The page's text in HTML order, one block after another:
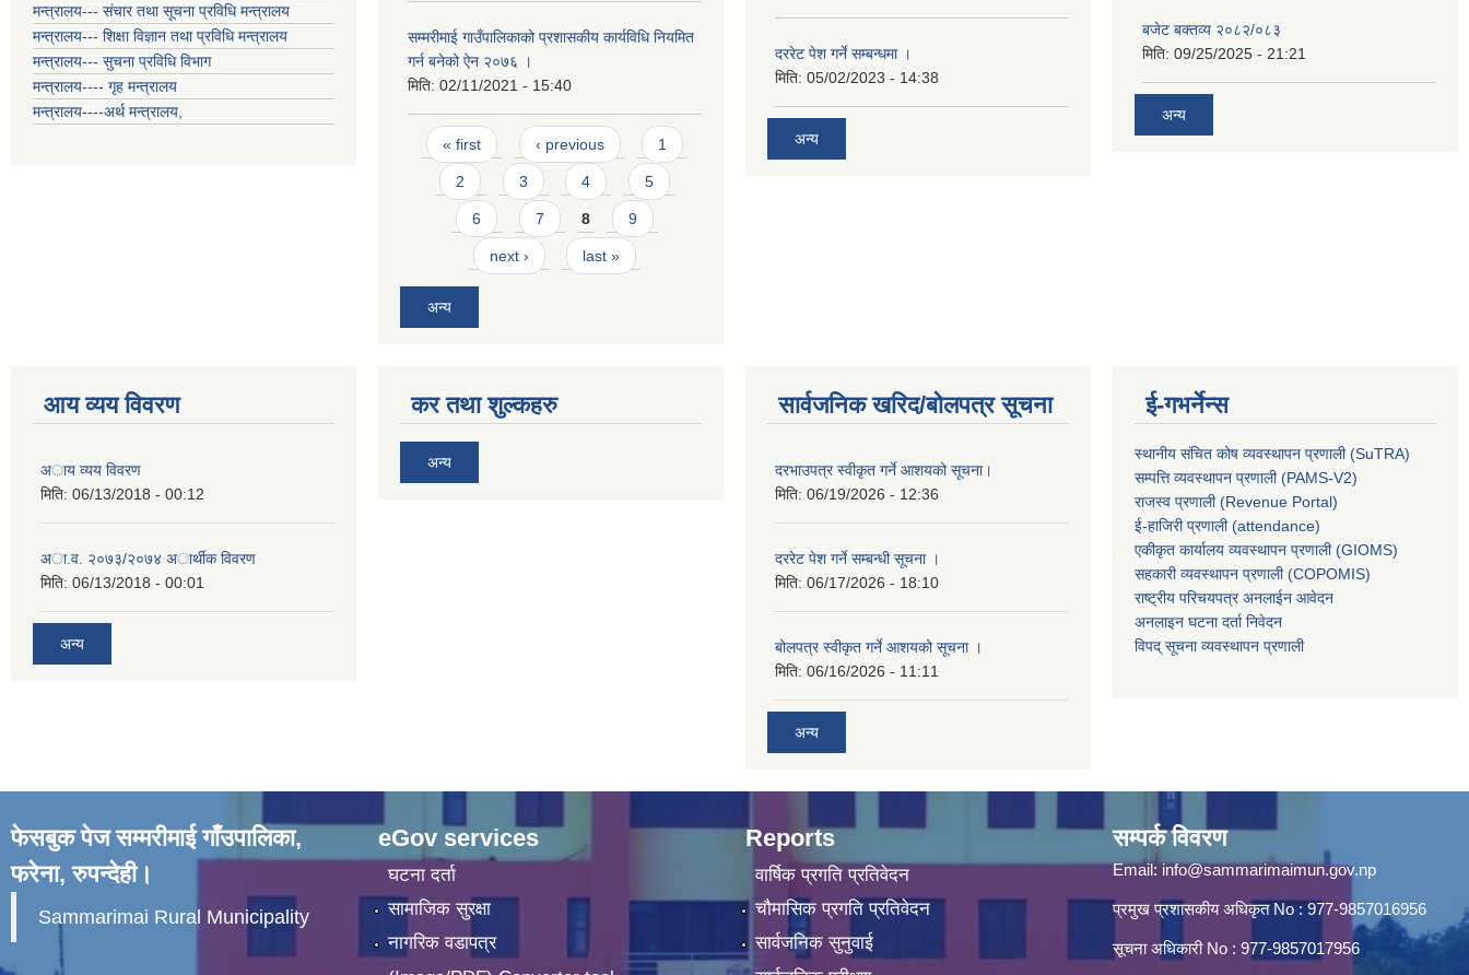
मन्त्रालय--- संचार तथा सूचना प्रविधि मन्त्रालय
मन्त्रालय--- शिक्षा विज्ञान तथा प्रविधि मन्त्रालय
मन्त्रालय--- सुचना प्रविधि विभाग
मन्त्रालय---- गृह मन्त्रालय
मन्त्रालय----अर्थ मन्त्रालय,
सम्मरीमाई गाउँपालिकाको प्रशासकीय कार्यविधि नियमित
गर्न बनेको ऐन २०७६ ।
मिति: 02/11/2021 - 15:40
Pages
« first ‹ previous 1
2 3 4 5
6 7 8 9
next › last »
अन्य
दररेट पेश गर्ने सम्बन्धमा ।
मिति: 05/02/2023 - 14:38
अन्य
बजेट बक्तव्य २०८२/०८३
मिति: 09/25/2025 - 21:21
अन्य
आय व्यय विवरण
अाय व्यय विवरण
मिति: 06/13/2018 - 00:12
अा.व. २०७३/२०७४ अार्थीक विवरण
मिति: 06/13/2018 - 00:01
अन्य
कर तथा शुल्कहरु
अन्य
सार्वजनिक खरिद/बोलपत्र सूचना
दरभाउपत्र स्वीकृत गर्ने आशयको सूचना।
मिति: 06/19/2026 - 12:36
दररेट पेश गर्ने सम्बन्धी सूचना ।
मिति: 06/17/2026 - 18:10
बोलपत्र स्वीकृत गर्ने आशयको सूचना ।
मिति: 06/16/2026 - 11:11
अन्य
ई-गभर्नेन्स
स्थानीय संचित कोष व्यवस्थापन प्रणाली (SuTRA)
सम्पत्ति व्यवस्थापन प्रणाली (PAMS-V2)
राजस्व प्रणाली (Revenue Portal)
ई-हाजिरी प्रणाली (attendance)
एकीकृत कार्यालय व्यवस्थापन प्रणाली (GIOMS)
सहकारी व्यवस्थापन प्रणाली (COPOMIS)
राष्ट्रीय परिचयपत्र अनलाईन आवेदन
अनलाइन घटना दर्ता निवेदन
विपद् सूचना व्यवस्थापन प्रणाली
फेसबुक पेज सम्मरीमाई गाँउपालिका,
फरेना, रुपन्देही।
Sammarimai Rural Municipality
eGov services
घटना दर्ता
सामाजिक सुरक्षा
नागरिक वडापत्र
Reports
वार्षिक प्रगति प्रतिवेदन
चौमासिक प्रगति प्रतिवेदन
सार्वजनिक सुनुवाई
सम्पर्क विवरण
Email:info@sammarimaimun.gov.np
प्रमुख प्रशासकीय अधिकृत No : 977-9857016956
सूचना अधिकारी No : 977-9857017956